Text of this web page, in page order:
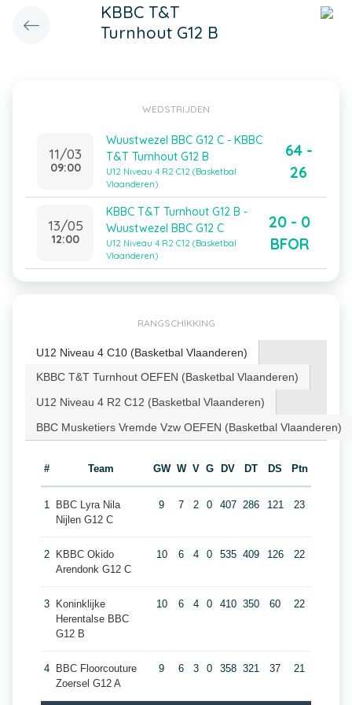
KBBC T&T
Turnhout G12 B
WEDSTRIJDEN
11/03
09:00
Wuustwezel BBC G12 C - KBBC
T&T Turnhout G12 B
U12 Niveau 4 R2 C12 (Basketbal
Vlaanderen)
64 -
26
13/05
12:00
KBBC T&T Turnhout G12 B -
Wuustwezel BBC G12 C
U12 Niveau 4 R2 C12 (Basketbal
Vlaanderen)
20 - 0
BFOR
RANGSCHIKKING
U12 Niveau 4 C10 (Basketbal Vlaanderen)
KBBC T&T Turnhout OEFEN (Basketbal Vlaanderen)
U12 Niveau 4 R2 C12 (Basketbal Vlaanderen)
BBC Musketiers Vremde Vzw OEFEN (Basketbal Vlaanderen)
# Team GW W V G DV DT DS Ptn
1
BBC Lyra Nila
Nijlen G12 C
9 7 2 0 407 286 121 23
2
KBBC Okido
Arendonk G12 C
10 6 4 0 535 409 126 22
3
Koninklijke
Herentalse BBC
G12 B
10 6 4 0 410 350 60 22
4
BBC Floorcouture
Zoersel G12 A
9 6 3 0 358 321 37 21